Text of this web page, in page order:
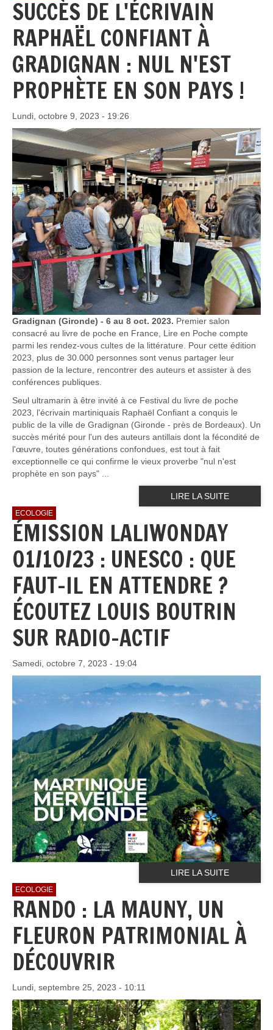
SUCCÈS DE L'ÉCRIVAIN
RAPHAËL CONFIANT À
GRADIGNAN : NUL N'EST
PROPHÈTE EN SON PAYS !
Lundi, octobre 9, 2023 - 19:26
Gradignan (Gironde) - 6 au 8 oct. 2023. Premier salon
consacré au livre de poche en France, Lire en Poche compte
parmi les rendez-vous cultes de la littérature. Pour cette édition
2023, plus de 30.000 personnes sont venus partager leur
passion de la lecture, rencontrer des auteurs et assister à des
conférences publiques.
Seul ultramarin à être invité à ce Festival du livre de poche
2023, l'écrivain martiniquais Raphaël Confiant a conquis le
public de la ville de Gradignan (Gironde - près de Bordeaux). Un
succès mérité pour l'un des auteurs antillais dont la fécondité de
l'œuvre, toutes générations confondues, est tout à fait
exceptionnelle ce qui confirme le vieux proverbe "nul n'est
prophète en son pays" ...
LIRE LA SUITE
ECOLOGIE
ÉMISSION LALIWONDAY
01/10/23 : UNESCO : QUE
FAUT-IL EN ATTENDRE ?
ÉCOUTEZ LOUIS BOUTRIN
SUR RADIO-ACTIF
Samedi, octobre 7, 2023 - 19:04
LIRE LA SUITE
ECOLOGIE
RANDO : LA MAUNY, UN
FLEURON PATRIMONIAL À
DÉCOUVRIR
Lundi, septembre 25, 2023 - 10:11